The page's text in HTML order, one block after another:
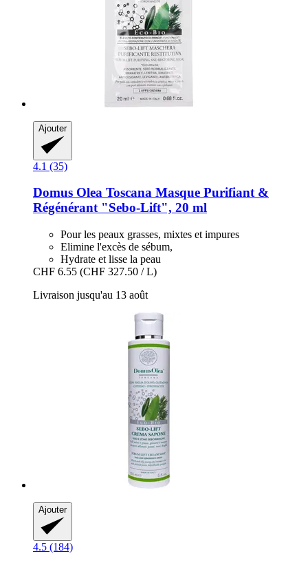
Ajouter
4.1 (35)
Domus Olea Toscana Masque Purifiant &
Régénérant "Sebo-​Lift", 20 ml
Pour les peaux grasses, mixtes et impures
Elimine l'excès de sébum,
Hydrate et lisse la peau
CHF 6.55 (CHF 327.50 / L)
Livraison jusqu'au 13 août
Ajouter
4.5 (184)